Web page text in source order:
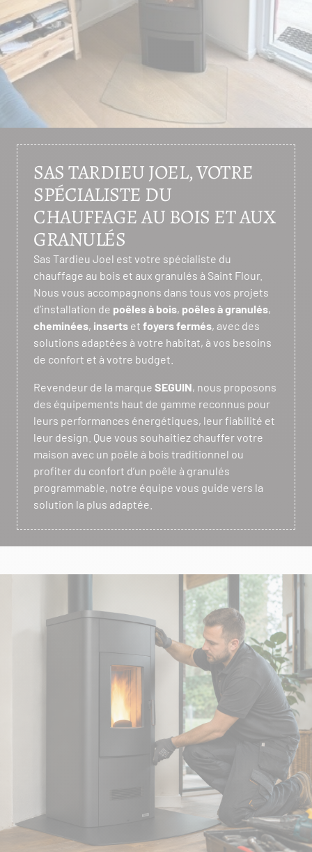
SAS TARDIEU JOEL, VOTRE
SPÉCIALISTE DU
CHAUFFAGE AU BOIS ET AUX
GRANULÉS
Sas Tardieu Joel est votre spécialiste du
chauffage au bois et aux granulés à Saint Flour.
Nous vous accompagnons dans tous vos projets
d’installation de poêles à bois, poêles à granulés,
cheminées, inserts et foyers fermés, avec des
solutions adaptées à votre habitat, à vos besoins
de confort et à votre budget.
Revendeur de la marque SEGUIN, nous proposons
des équipements haut de gamme reconnus pour
leurs performances énergétiques, leur fiabilité et
leur design. Que vous souhaitiez chauffer votre
maison avec un poêle à bois traditionnel ou
profiter du confort d’un poêle à granulés
programmable, notre équipe vous guide vers la
solution la plus adaptée.